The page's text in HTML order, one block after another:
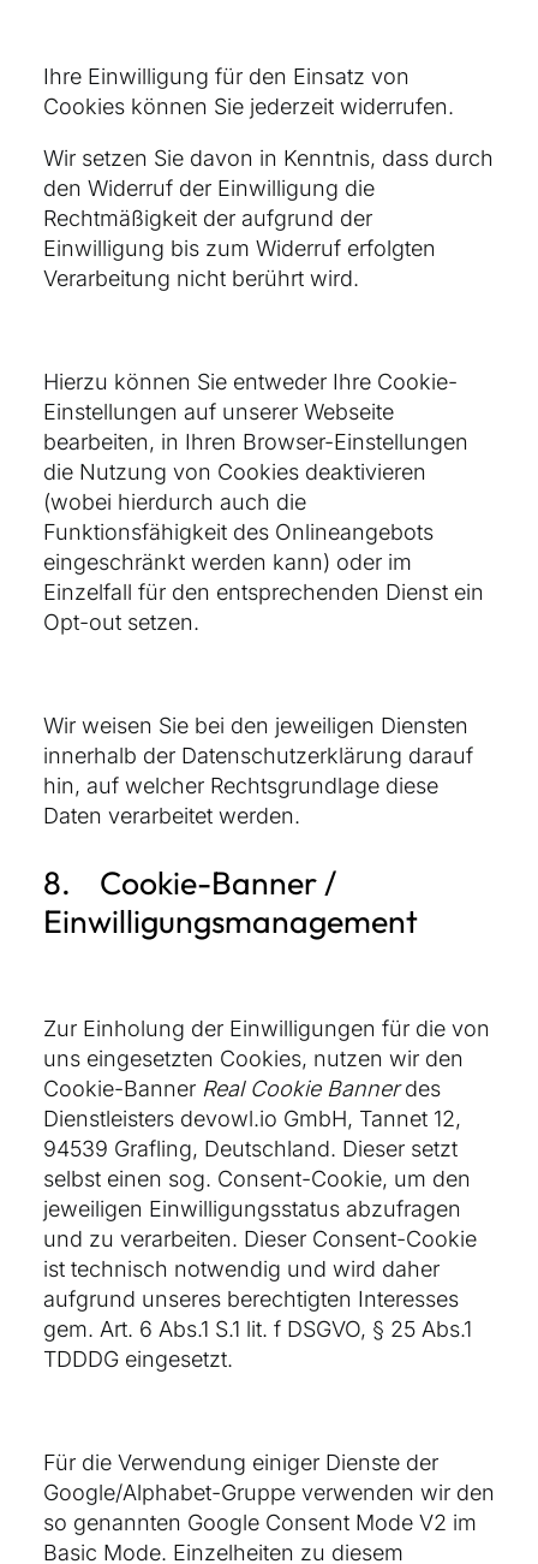
Ihre Einwilligung für den Einsatz von
Cookies können Sie jederzeit widerrufen.
Wir setzen Sie davon in Kenntnis, dass durch
den Widerruf der Einwilligung die
Rechtmäßigkeit der aufgrund der
Einwilligung bis zum Widerruf erfolgten
Verarbeitung nicht berührt wird.
Hierzu können Sie entweder Ihre Cookie-
Einstellungen auf unserer Webseite
bearbeiten, in Ihren Browser-Einstellungen
die Nutzung von Cookies deaktivieren
(wobei hierdurch auch die
Funktionsfähigkeit des Onlineangebots
eingeschränkt werden kann) oder im
Einzelfall für den entsprechenden Dienst ein
Opt-out setzen.
Wir weisen Sie bei den jeweiligen Diensten
innerhalb der Datenschutzerklärung darauf
hin, auf welcher Rechtsgrundlage diese
Daten verarbeitet werden.
8. Cookie-Banner /
Einwilligungsmanagement
Zur Einholung der Einwilligungen für die von
uns eingesetzten Cookies, nutzen wir den
Cookie-Banner Real Cookie Bannerdes
Dienstleisters devowl.io GmbH, Tannet 12,
94539 Grafling, Deutschland. Dieser setzt
selbst einen sog. Consent-Cookie, um den
jeweiligen Einwilligungsstatus abzufragen
und zu verarbeiten. Dieser Consent-Cookie
ist technisch notwendig und wird daher
aufgrund unseres berechtigten Interesses
gem. Art. 6 Abs.1 S.1 lit. f DSGVO, § 25 Abs.1
TDDDG eingesetzt.
Für die Verwendung einiger Dienste der
Google/Alphabet-Gruppe verwenden wir den
so genannten Google Consent Mode V2 im
Basic Mode. Einzelheiten zu diesem